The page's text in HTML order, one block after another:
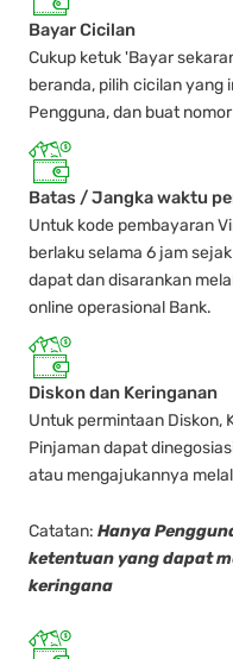
Bayar Cicilan
Cukup ketuk 'Bayar
beranda, pilih cicilan yang
Pengguna, dan buat
Batas / Jangka waktu
Untuk kode pembayaran
berlaku selama 6 jam
dapat dan disarankan
online operasional Bank.
Diskon dan Keringanan
Untuk permintaan Diskon,
Pinjaman dapat
atau mengajukannya
Catatan: Hanya
ketentuan yang dapat
keringana